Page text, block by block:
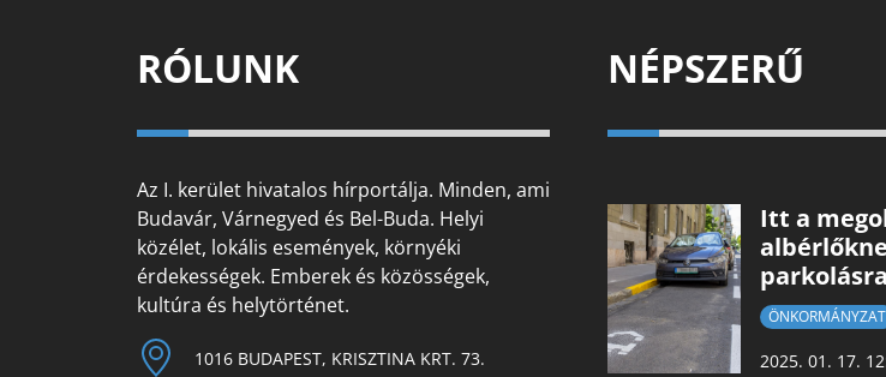
RÓLUNK
Az I. kerület hivatalos hírportálja. Minden, ami
Budavár, Várnegyed és Bel-Buda. Helyi
közélet, lokális események, környéki
érdekességek. Emberek és közösségek,
kultúra és helytörténet.
1016 BUDAPEST, KRISZTINA KRT. 73.
NÉPSZERŰ
Itt a
parkolásra
ÖNKORMÁNYZAT
2025. 01. 17.